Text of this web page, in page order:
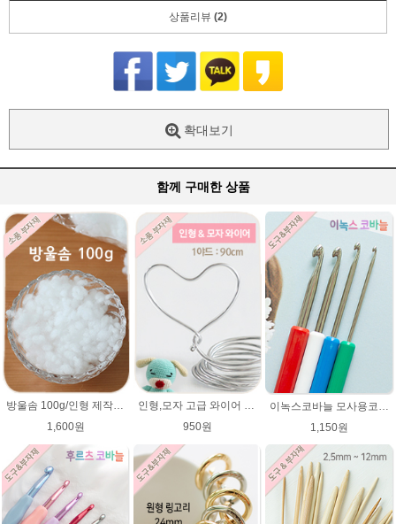
상품리뷰 (2)
확대보기
함께 구매한 상품
방울솜 100g/인형 제작에 사용되는 솜/아미네코 제작솜/코바늘 대바늘인형솜/부자재/솜
1,600원
인형,모자 고급 와이어 (90cm) 2mm,3mm 굵기선택/모자 와이어/알루미늄/인형철사대용/아미네코제작 철사/코바늘인형
950원
1,150원